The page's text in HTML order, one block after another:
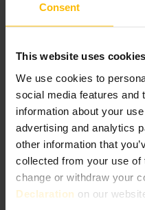
Consent
This website uses cookies
We use cookies to
social media features and
information about your
advertising and analytics
other information that
collected from your use
change or withdraw your
Declaration on our
Wharf y